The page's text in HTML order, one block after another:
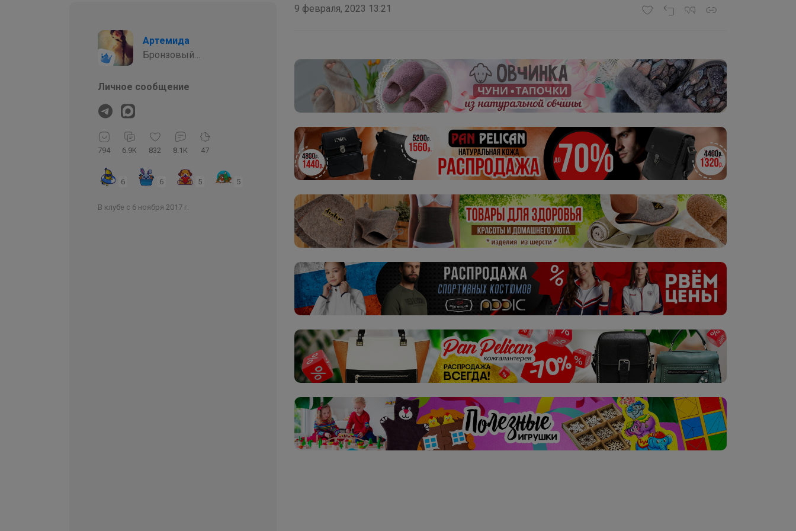
Артемида
Бронзовый
Личное сообщение
794 6.9K 832 8.1K 47
6 6 5 5
В клубе с 6 ноября 2017 г.
9 февраля, 2023 13:21
Эмилия!
Трендовая уличная мода для юных
спортсменок — почувствуй себя уверенно